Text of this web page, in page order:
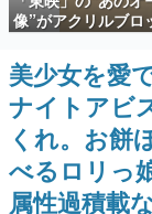
ど。
事を
ゲ
名作
聞き
きま
赫
この
の形
像”がアクリルブロ
映ヒストリカル グ
ョン」が8月下旬よ
美少女を愛
ナイトアビ
くれ。お餅
べるロリっ
属性過積載